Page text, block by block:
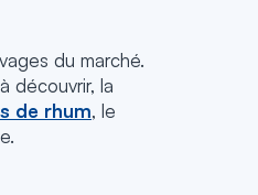
du marché.
découvrir, la
de rhum, le